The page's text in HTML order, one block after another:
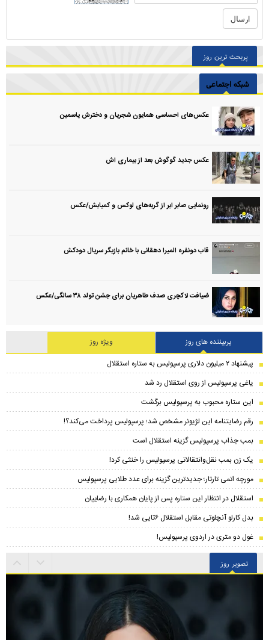
پربحث ترین روز
شبکه اجتماعی
عکس‌های احساسی همایون شجریان و دخترش یاسمین
عکس جدید گوگوش بعد از بیماری اش
رونمایی صابر ابر از گربه‌های لوکس و کمیابش/عکس
قاب دونفره المیرا دهقانی با خانم بازیگر سریال دودکش
ضیافت لاکچری صدف طاهریان برای جشن تولد ۳۸ سالگی‌/عکس
پربیننده های روز
ویژه روز
پیشنهاد ۲ میلیون دلاری پرسپولیس به ستاره استقلال
یاغی پرسپولیس از روی استقلال رد شد
این ستاره محبوب به پرسپولیس برگشت
رقم رضایتنامه این لژیونر مشخص شد؛ پرسپولیس پرداخت می‌کند؟!
بمب جذاب پرسپولیس گزینه استقلال است
یک زن بمب نقل‌وانتقالاتی پرسپولیس را خنثی کرد!
مورچه اتمی تارتار؛ جدیدترین گزینه برای عدد طلایی پرسپولیس
استقلال در انتظار این ستاره پس از پایان همکاری با رضاییان
بدل کارلو آنچلوتی مقابل استقلال ۶تایی شد!
غول دو متری در اردوی پرسپولیس!
تصویر روز